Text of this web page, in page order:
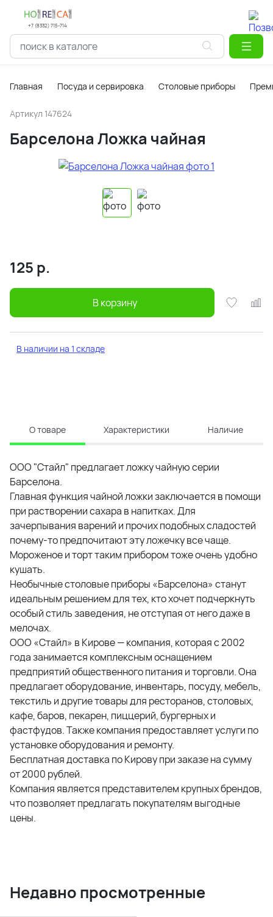
+7 (8332) 715-714
Главная Посуда и сервировка Столовые приборы
Артикул 147624
Барселона Ложка чайная
125 р.
В корзину
В наличии на 1 складе
О товаре Характеристики Наличие
ООО "Стайл" предлагает ложку чайную серии
Барселона.
Главная функция чайной ложки заключается в помощи
при растворении сахара в напитках. Для
зачерпывания варений и прочих подобных сладостей
почему-то предпочитают эту ложечку все чаще.
Мороженое и торт таким прибором тоже очень удобно
кушать.
Необычные столовые приборы «Барселона» станут
идеальным решением для тех, кто хочет подчеркнуть
особый стиль заведения, не отступая от него даже в
мелочах.
ООО «Стайл» в Кирове — компания, которая с 2002
года занимается комплексным оснащением
предприятий общественного питания и торговли. Она
предлагает оборудование, инвентарь, посуду, мебель,
текстиль и другие товары для ресторанов, столовых,
кафе, баров, пекарен, пиццерий, бургерных и
фастфудов. Также компания предоставляет услуги по
установке оборудования и ремонту.
Бесплатная доставка по Кирову при заказе на сумму
от 2000 рублей.
Компания является представителем крупных брендов,
что позволяет предлагать покупателям выгодные
цены.
Недавно просмотренные